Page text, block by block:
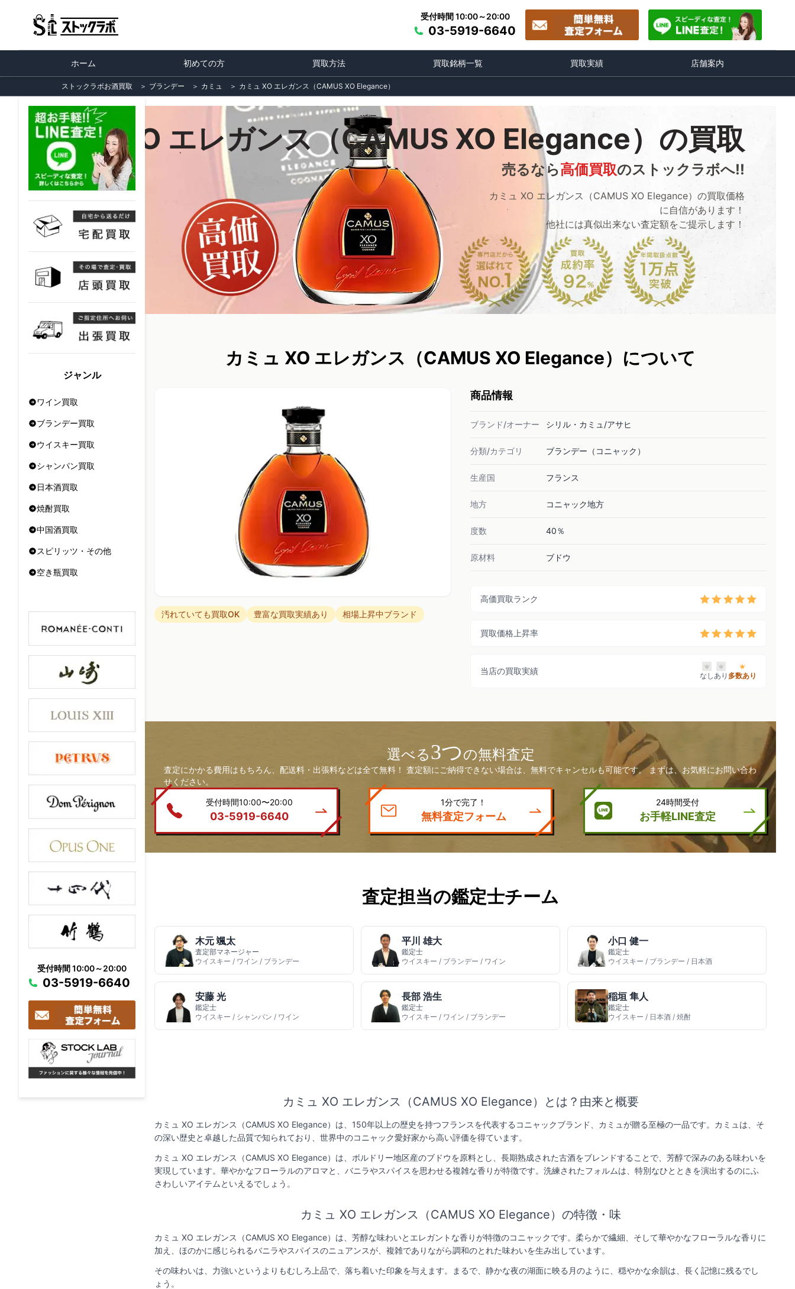
受付時間 10:00～20:00
03-5919-6640
ホーム 初めての方 買取方法 買取銘柄一覧 買取実績 店舗案内
ストックラボお酒買取 ＞ ブランデー ＞ カミュ ＞ カミュ XO エレガンス（CAMUS XO Elegance）
ジャンル
ワイン買取
ブランデー買取
ウイスキー買取
シャンパン買取
日本酒買取
焼酎買取
中国酒買取
スピリッツ・その他
空き瓶買取
受付時間 10:00～20:00
03-5919-6640
カミュ XO エレガンス（CAMUS XO Elegance）の買取
売るなら高価買取のストックラボへ!!
カミュ XO エレガンス（CAMUS XO Elegance）の買取価格
に自信があります！
他社には真似出来ない査定額をご提示します！
カミュ XO エレガンス（CAMUS XO Elegance）について
汚れていても買取OK 豊富な買取実績あり 相場上昇中ブランド
商品情報
ブランド/オーナー シリル・カミュ/アサヒ
分類/カテゴリ ブランデー（コニャック）
生産国 フランス
地方 コニャック地方
度数 40％
原材料 ブドウ
高価買取ランク
買取価格上昇率
当店の買取実績 なし あり 多数あり
選べる3つの無料査定
査定にかかる費用はもちろん、配送料・出張料などは全て無料！ 査定額にご納得できない場合は、無料でキャンセルも可能です。 まずは、お気軽にお問い合わ
せください。
受付時間10:00〜20:00
03-5919-6640
1分で完了！
無料査定フォーム
24時間受付
お手軽LINE査定
査定担当の鑑定士チーム
木元 颯太
査定部マネージャー
ウイスキー / ワイン / ブランデー
平川 雄大
鑑定士
ウイスキー / ブランデー / ワイン
小口 健一
鑑定士
ウイスキー / ブランデー / 日本酒
安藤 光
鑑定士
ウイスキー / シャンパン / ワイン
長部 浩生
鑑定士
ウイスキー / ワイン / ブランデー
稲垣 隼人
鑑定士
ウイスキー / 日本酒 / 焼酎
カミュ XO エレガンス（CAMUS XO Elegance）とは？由来と概要
カミュ XO エレガンス（CAMUS XO Elegance）は、150年以上の歴史を持つフランスを代表するコニャックブランド、カミュが贈る至極の一品です。カミュは、そ
の深い歴史と卓越した品質で知られており、世界中のコニャック愛好家から高い評価を得ています。
カミュ XO エレガンス（CAMUS XO Elegance）は、ボルドリー地区産のブドウを原料とし、長期熟成された古酒をブレンドすることで、芳醇で深みのある味わいを
実現しています。華やかなフローラルのアロマと、バニラやスパイスを思わせる複雑な香りが特徴です。洗練されたフォルムは、特別なひとときを演出するのにふ
さわしいアイテムといえるでしょう。
カミュ XO エレガンス（CAMUS XO Elegance）の特徴・味
カミュ XO エレガンス（CAMUS XO Elegance）は、芳醇な味わいとエレガントな香りが特徴のコニャックです。柔らかで繊細、そして華やかなフローラルな香りに
加え、ほのかに感じられるバニラやスパイスのニュアンスが、複雑でありながら調和のとれた味わいを生み出しています。
その味わいは、力強いというよりもむしろ上品で、落ち着いた印象を与えます。まるで、静かな夜の湖面に映る月のように、穏やかな余韻は、長く記憶に残るでし
ょう。